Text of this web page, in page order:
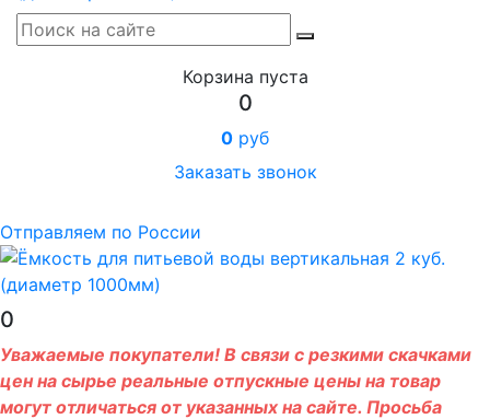
Корзина пуста
0
0 руб
Заказать звонок
Отправляем по России
0
Уважаемые покупатели! В связи с резкими скачками
цен на сырье реальные отпускные цены на товар
могут отличаться от указанных на сайте. Просьба